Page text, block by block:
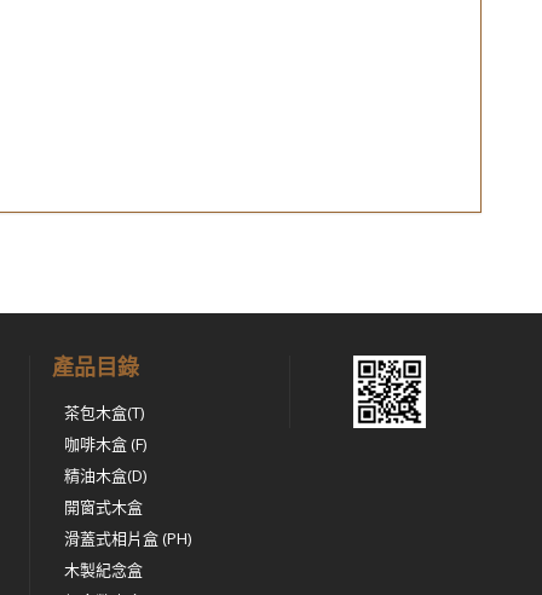
產品目錄
茶包木盒(T)
咖啡木盒 (F)
精油木盒(D)
開窗式木盒
滑蓋式相片盒 (PH)
木製紀念盒